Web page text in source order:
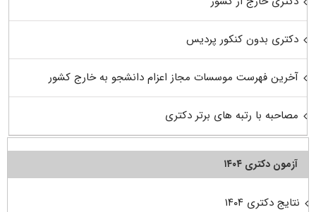
دکتری بدون کنکور پردیس
آخرین فهرست موسسات مجاز اعزام دانشجو به خارج کشور
مصاحبه با رتبه های برتر دکتری
آزمون دکتری ۱۴۰۴
نتایج دکتری ۱۴۰۴